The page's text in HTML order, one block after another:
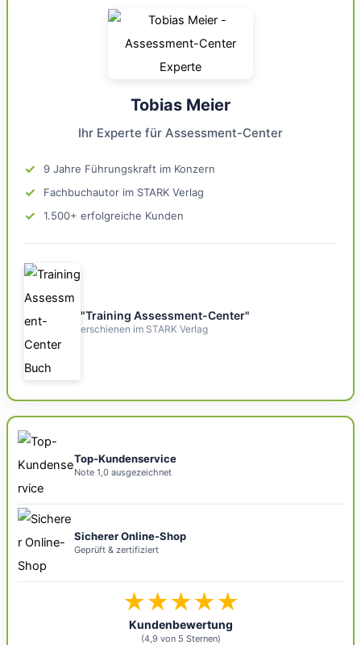
Tobias Meier
Ihr Experte für Assessment-Center
✓ 9 Jahre Führungskraft im Konzern
✓ Fachbuchautor im STARK Verlag
✓ 1.500+ erfolgreiche Kunden
"Training Assessment-Center"
erschienen im STARK Verlag
Top-Kundenservice
Note 1,0 ausgezeichnet
Sicherer Online-Shop
Geprüft & zertifiziert
★★★★★
Kundenbewertung
(4,9 von 5 Sternen)